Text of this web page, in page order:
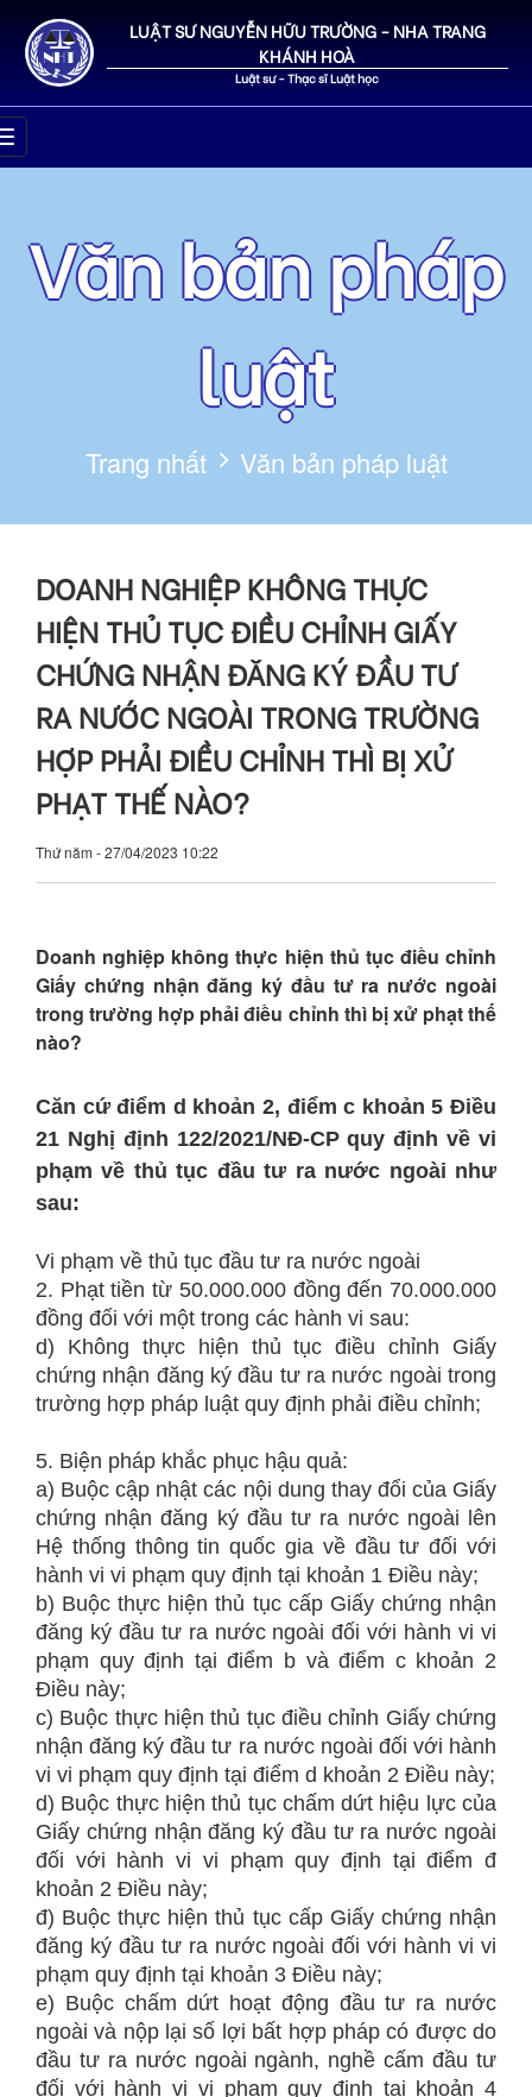
LUẬT SƯ NGUYỄN HỮU TRƯỜNG - NHA TRANG
KHÁNH HOÀ
Luật sư - Thạc sĩ Luật học
Văn bản pháp
luật
Trang nhất Văn bản pháp luật
DOANH NGHIỆP KHÔNG THỰC
HIỆN THỦ TỤC ĐIỀU CHỈNH GIẤY
CHỨNG NHẬN ĐĂNG KÝ ĐẦU TƯ
RA NƯỚC NGOÀI TRONG TRƯỜNG
HỢP PHẢI ĐIỀU CHỈNH THÌ BỊ XỬ
PHẠT THẾ NÀO?
Thứ năm - 27/04/2023 10:22
Doanh nghiệp không thực hiện thủ tục điều chỉnh
Giấy chứng nhận đăng ký đầu tư ra nước ngoài
trong trường hợp phải điều chỉnh thì bị xử phạt thế
nào?
Căn cứ điểm d khoản 2, điểm c khoản 5 Điều
21 Nghị định 122/2021/NĐ-CP quy định về vi
phạm về thủ tục đầu tư ra nước ngoài như
sau:
Vi phạm về thủ tục đầu tư ra nước ngoài
2. Phạt tiền từ 50.000.000 đồng đến 70.000.000
đồng đối với một trong các hành vi sau:
d) Không thực hiện thủ tục điều chỉnh Giấy
chứng nhận đăng ký đầu tư ra nước ngoài trong
trường hợp pháp luật quy định phải điều chỉnh;
5. Biện pháp khắc phục hậu quả:
a) Buộc cập nhật các nội dung thay đổi của Giấy
chứng nhận đăng ký đầu tư ra nước ngoài lên
Hệ thống thông tin quốc gia về đầu tư đối với
hành vi vi phạm quy định tại khoản 1 Điều này;
b) Buộc thực hiện thủ tục cấp Giấy chứng nhận
đăng ký đầu tư ra nước ngoài đối với hành vi vi
phạm quy định tại điểm b và điểm c khoản 2
Điều này;
c) Buộc thực hiện thủ tục điều chỉnh Giấy chứng
nhận đăng ký đầu tư ra nước ngoài đối với hành
vi vi phạm quy định tại điểm d khoản 2 Điều này;
d) Buộc thực hiện thủ tục chấm dứt hiệu lực của
Giấy chứng nhận đăng ký đầu tư ra nước ngoài
đối với hành vi vi phạm quy định tại điểm đ
khoản 2 Điều này;
đ) Buộc thực hiện thủ tục cấp Giấy chứng nhận
đăng ký đầu tư ra nước ngoài đối với hành vi vi
phạm quy định tại khoản 3 Điều này;
e) Buộc chấm dứt hoạt động đầu tư ra nước
ngoài và nộp lại số lợi bất hợp pháp có được do
đầu tư ra nước ngoài ngành, nghề cấm đầu tư
đối với hành vi vi phạm quy định tại khoản 4